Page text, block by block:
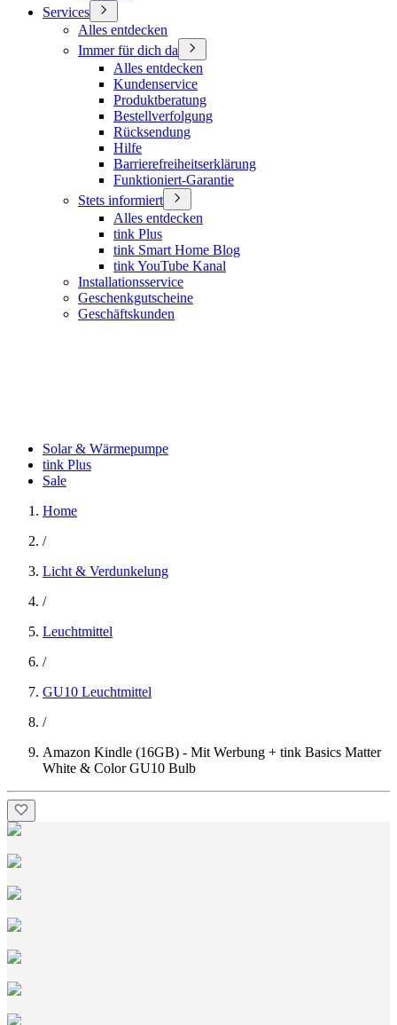
Services
Alles entdecken
Immer für dich da
Alles entdecken
Kundenservice
Produktberatung
Bestellverfolgung
Rücksendung
Hilfe
Barrierefreiheitserklärung
Funktioniert-Garantie
Stets informiert
Alles entdecken
tink Plus
tink Smart Home Blog
tink YouTube Kanal
Installationsservice
Geschenkgutscheine
Geschäftskunden
Solar & Wärmepumpe
tink Plus
Sale
Home
/
Licht & Verdunkelung
/
Leuchtmittel
/
GU10 Leuchtmittel
/
Amazon Kindle (16GB) - Mit Werbung + tink Basics Matter
White & Color GU10 Bulb